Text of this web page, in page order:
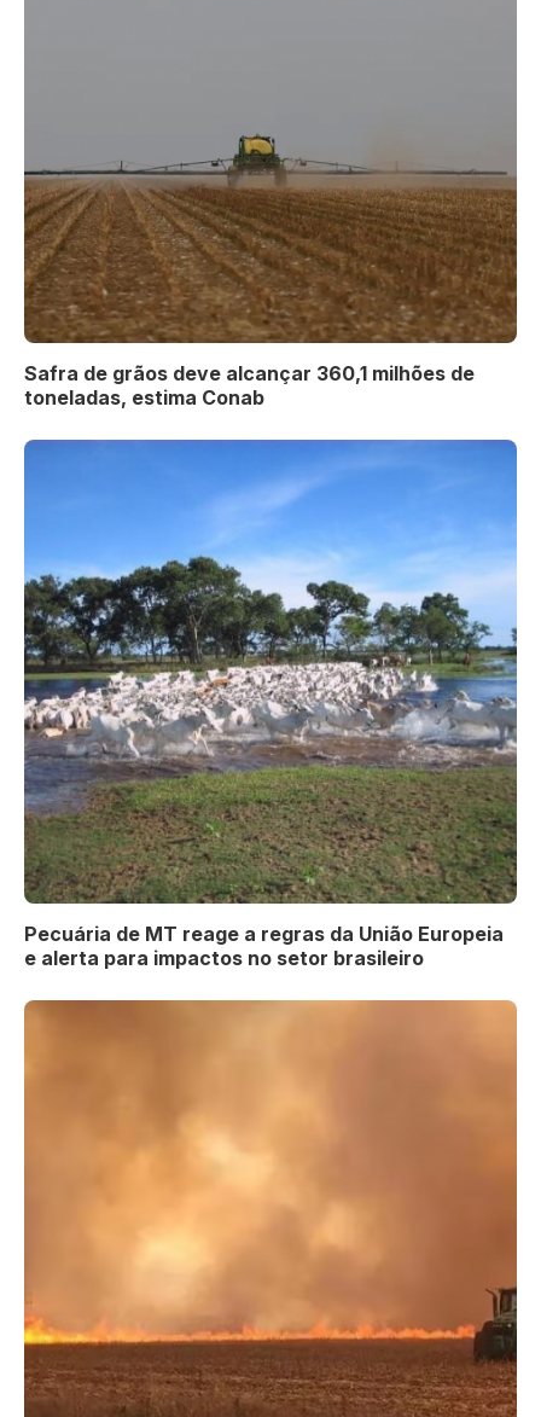
Safra de grãos deve alcançar 360,1 milhões de
toneladas, estima Conab
Pecuária de MT reage a regras da União Europeia
e alerta para impactos no setor brasileiro